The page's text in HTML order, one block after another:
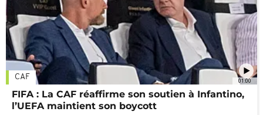
01:00
CAF
FIFA : La CAF réaffirme son soutien à Infantino,
l’UEFA maintient son boycott